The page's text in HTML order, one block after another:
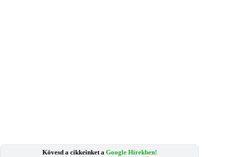
Kövesd a cikkeinket a Google Hírekben!